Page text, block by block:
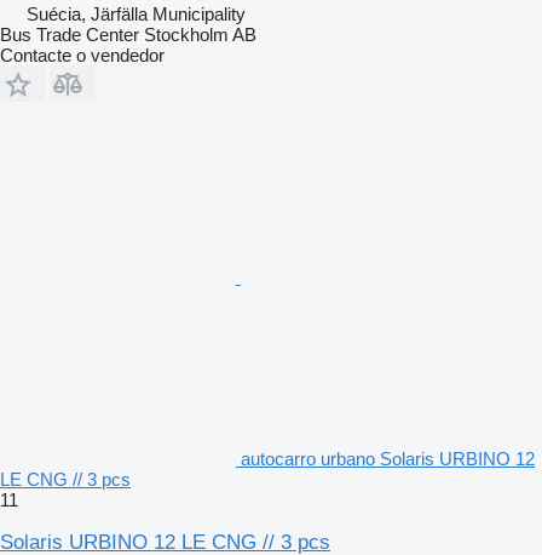
Suécia, Järfälla Municipality
Bus Trade Center Stockholm AB
Contacte o vendedor
autocarro urbano Solaris URBINO 12
LE CNG // 3 pcs
11
Solaris URBINO 12 LE CNG // 3 pcs